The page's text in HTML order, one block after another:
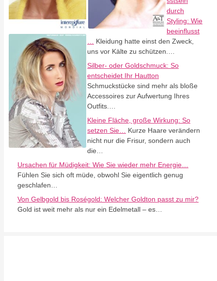
durch
Styling: Wie
beeinflusst
Kleidung hatte einst den Zweck,
uns vor Kälte zu schützen.…
Silber- oder Goldschmuck: So
entscheidet Ihr Hautton
Schmuckstücke sind mehr als bloße
Accessoires zur Aufwertung Ihres
Outfits.…
Kleine Fläche, große Wirkung: So
setzen Sie…
Kurze Haare verändern
nicht nur die Frisur, sondern auch
die…
Ursachen für Müdigkeit: Wie Sie wieder mehr Energie…
Fühlen Sie sich oft müde, obwohl Sie eigentlich genug
geschlafen…
Von Gelbgold bis Roségold: Welcher Goldton passt zu mir?
Gold ist weit mehr als nur ein Edelmetall – es…